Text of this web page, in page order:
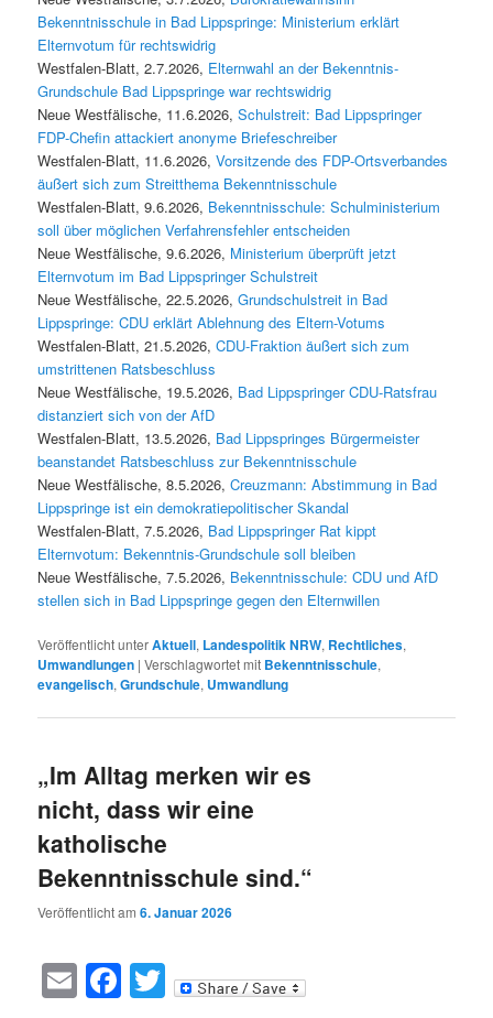
Bekenntnisschule in Bad Lippspringe: Ministerium erklärt
Elternvotum für rechtswidrig
Westfalen-Blatt, 2.7.2026, Elternwahl an der Bekenntnis-
Grundschule Bad Lippspringe war rechtswidrig
Neue Westfälische, 11.6.2026,Schulstreit: Bad Lippspringer
FDP-Chefin attackiert anonyme Briefeschreiber
Westfalen-Blatt, 11.6.2026,Vorsitzende des FDP-Ortsverbandes
äußert sich zum Streitthema Bekenntnisschule
Westfalen-Blatt, 9.6.2026, Bekenntnisschule: Schulministerium
soll über möglichen Verfahrensfehler entscheiden
Neue Westfälische, 9.6.2026, Ministerium überprüft jetzt
Elternvotum im Bad Lippspringer Schulstreit
Neue Westfälische, 22.5.2026,Grundschulstreit in Bad
Lippspringe: CDU erklärt Ablehnung des Eltern-Votums
Westfalen-Blatt, 21.5.2026,CDU-Fraktion äußert sich zum
umstrittenen Ratsbeschluss
Neue Westfälische, 19.5.2026, Bad Lippspringer CDU-Ratsfrau
distanziert sich von der AfD
Westfalen-Blatt, 13.5.2026, Bad Lippspringes Bürgermeister
beanstandet Ratsbeschluss zur Bekenntnisschule
Neue Westfälische, 8.5.2026,Creuzmann: Abstimmung in Bad
Lippspringe ist ein demokratiepolitischer Skandal
Westfalen-Blatt, 7.5.2026, Bad Lippspringer Rat kippt
Elternvotum: Bekenntnis-Grundschule soll bleiben
Neue Westfälische, 7.5.2026, Bekenntnisschule: CDU und AfD
stellen sich in Bad Lippspringe gegen den Elternwillen
Veröffentlicht unterAktuell, Landespolitik NRW, Rechtliches,
Umwandlungen |Verschlagwortet mit Bekenntnisschule,
evangelisch,Grundschule, Umwandlung
„Im Alltag merken wir es
nicht, dass wir eine
katholische
Bekenntnisschule sind.“
Veröffentlicht am6. Januar 2026
EmailFacebook
Twitter